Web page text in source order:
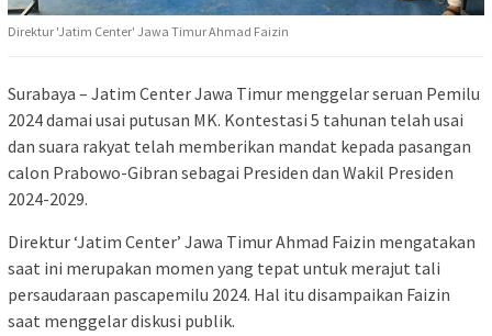
Direktur 'Jatim Center' Jawa Timur Ahmad Faizin
Surabaya – Jatim Center Jawa Timur menggelar seruan Pemilu
2024 damai usai putusan MK. Kontestasi 5 tahunan telah usai
dan suara rakyat telah memberikan mandat kepada pasangan
calon Prabowo-Gibran sebagai Presiden dan Wakil Presiden
2024-2029.
Direktur ‘Jatim Center’ Jawa Timur Ahmad Faizin mengatakan
saat ini merupakan momen yang tepat untuk merajut tali
persaudaraan pascapemilu 2024. Hal itu disampaikan Faizin
saat menggelar diskusi publik.